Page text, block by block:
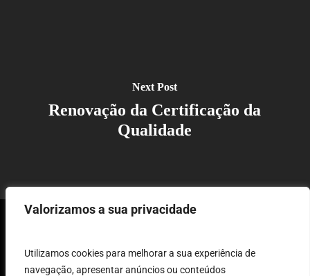
Valorizamos a sua privacidade
Utilizamos cookies para melhorar a sua experiência de
navegação, apresentar anúncios ou conteúdos
Next Post
Renovação da Certificação da
Qualidade
Termos e